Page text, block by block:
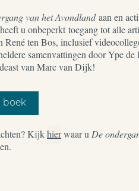
van het Avondlandaan en
u onbeperkt toegang tot alle
ten Bos, inclusief
samenvattingen door Ype
van Marc van Dijk!
boek
Kijkhierwaar u De